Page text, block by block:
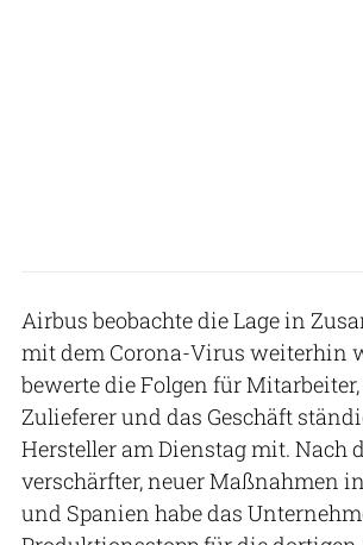
Airbus beobachte die Lage in
mit dem Corona-Virus weiterhin
bewerte die Folgen für
Zulieferer und das Geschäft
Hersteller am Dienstag mit. Nach
verschärfter, neuer Maßnahmen
und Spanien habe das